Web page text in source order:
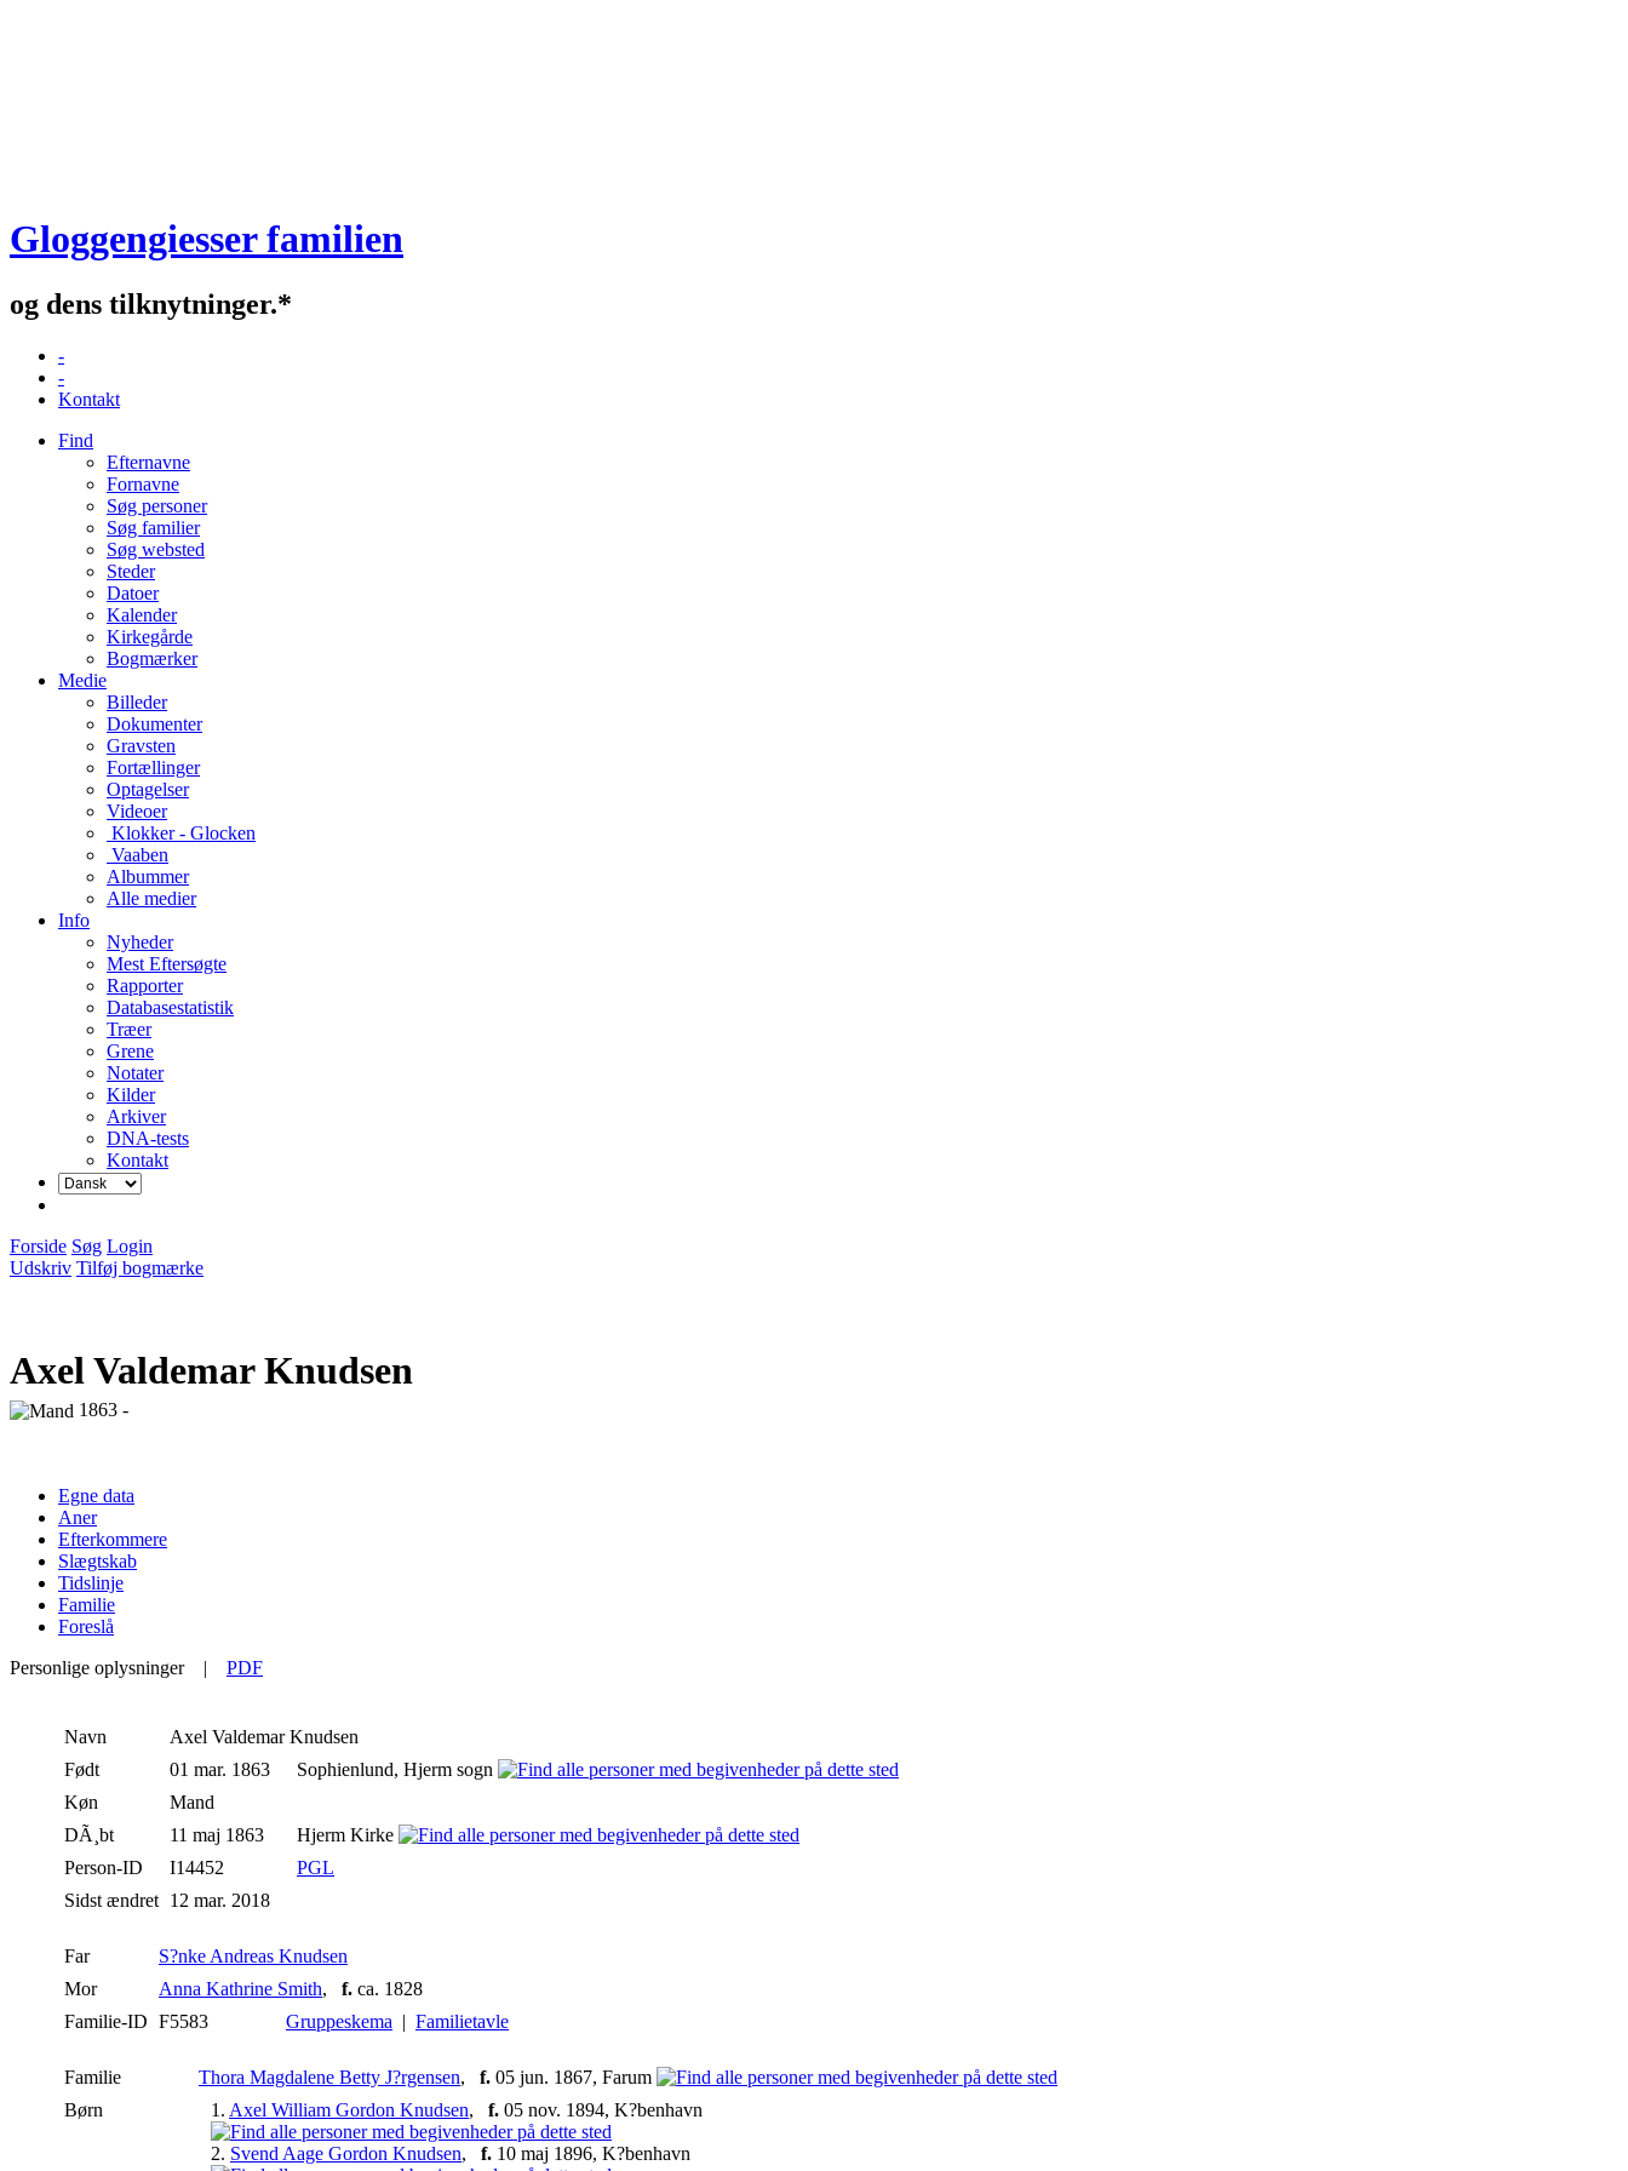
Gloggengiesser familien
og dens tilknytninger.*
-
-
Kontakt
Find
Efternavne
Fornavne
Søg personer
Søg familier
Søg websted
Steder
Datoer
Kalender
Kirkegårde
Bogmærker
Medie
Billeder
Dokumenter
Gravsten
Fortællinger
Optagelser
Videoer
Klokker - Glocken
Vaaben
Albummer
Alle medier
Info
Nyheder
Mest Eftersøgte
Rapporter
Databasestatistik
Træer
Grene
Notater
Kilder
Arkiver
DNA-tests
Kontakt
Forside Søg Login
Udskriv Tilføj bogmærke
Axel Valdemar Knudsen
1863 -
Egne data
Aner
Efterkommere
Slægtskab
Tidslinje
Familie
Foreslå
Personlige oplysninger| PDF
Navn Axel Valdemar Knudsen
Født
01 mar. 1863
Sophienlund, Hjerm sogn
Køn
Mand
DÃ¸bt
11 maj 1863
Hjerm Kirke
Person-ID
I14452
PGL
Sidst ændret 12 mar. 2018
Far
S?nke Andreas Knudsen
Mor
Anna Kathrine Smith, f. ca. 1828
Familie-ID F5583 Gruppeskema | Familietavle
Familie Thora Magdalene Betty J?rgensen, f. 05 jun. 1867, Farum
Børn
1. Axel William Gordon Knudsen, f. 05 nov. 1894, K?benhavn
2. Svend Aage Gordon Knudsen, f. 10 maj 1896, K?benhavn